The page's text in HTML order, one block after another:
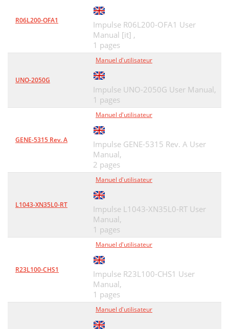
R06L200-OFA1
Impulse R06L200-OFA1 User
Manual [it] ,
1 pages
UNO-2050G
Manuel d'utilisateur
Impulse UNO-2050G User Manual,
1 pages
GENE-5315 Rev. A
Manuel d'utilisateur
Impulse GENE-5315 Rev. A User
Manual,
2 pages
L1043-XN35L0-RT
Manuel d'utilisateur
Impulse L1043-XN35L0-RT User
Manual,
1 pages
R23L100-CHS1
Manuel d'utilisateur
Impulse R23L100-CHS1 User
Manual,
1 pages
Manuel d'utilisateur